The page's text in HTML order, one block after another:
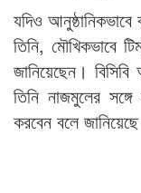
যদিও আনুষ্ঠানিকভাবে
তিনি, মৌখিকভাবে
জানিয়েছেন।
তিনি নাজমুলের
করবেন বলে